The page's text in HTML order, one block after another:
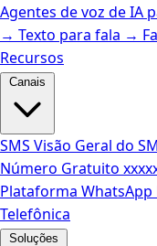
Agentes de voz de IA
→ Texto para fala →
Recursos
Canais
SMS Visão Geral do
Número Gratuito
Plataforma WhatsApp
Telefônica
Soluções